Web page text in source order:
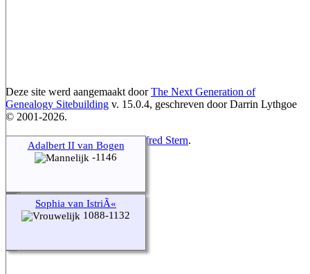
Adalbert II van Bogen
-1146
Sophia van IstriÃ«
1088-1132
Deze site werd aangemaakt doorThe Next Generation of
Genealogy Sitebuilding v. 15.0.4, geschreven door Darrin Lythgoe
© 2001-2026.
Gegevens onderhouden doorAlfred Stern.
Ga naar standaard site